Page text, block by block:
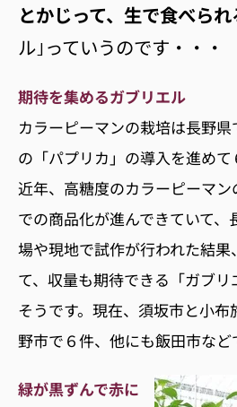
とかじって、生で食べられ
ル｣っていうのです・・・
期待を集めるガブリエル
カラーピーマンの栽培は長野
の「パプリカ」の導入を進めて
近年、高糖度のカラーピーマ
での商品化が進んできていて
場や現地で試作が行われた結果
て、収量も期待できる「ガブ
そうです。現在、須坂市と小
野市で６件、他にも飯田市など
緑が黒ずんで赤に